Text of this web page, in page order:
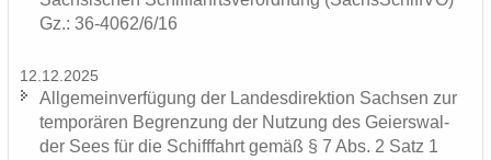
Gz.: 36-4062/6/16
12.12.2025
All­ge­mein­ver­fü­gung der Lan­des­di­rek­ti­on Sach­sen zur
tem­po­rä­ren Be­gren­zung der Nut­zung des Gei­ers­wal­
der Sees für die Schiff­fahrt gemäß § 7 Abs. 2 Satz 1